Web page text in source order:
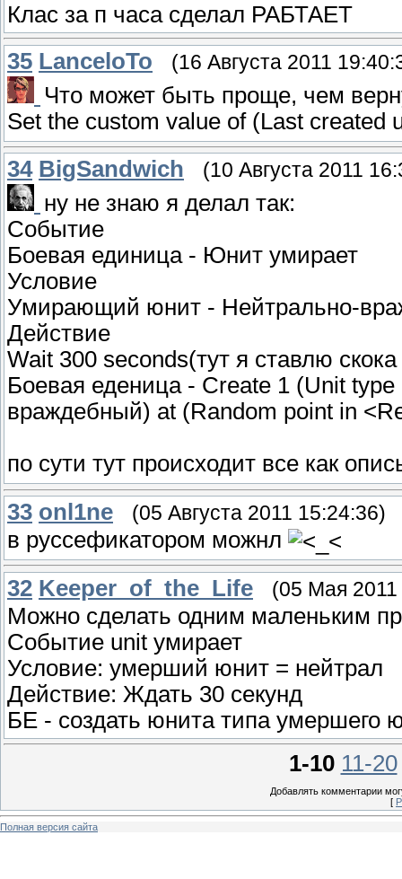
Клас за п часа сделал РАБТАЕТ
35 LanceloTo (16 Августа 2011
Что может быть проще, чем
Set the custom value of (Last
34 BigSandwich (10 Августа 2011
ну не знаю я делал так:
Событие
Боевая единица - Юнит умирает
Условие
Умирающий юнит - Нейтрально-
Действие
Wait 300 seconds(тут я ставлю
Боевая еденица - Create 1 (Unit
враждебный) at (Random point in
по сути тут происходит все как
33 onl1ne (05 Августа 2011 15:24:36)
в руссефикатором можнл
32 Keeper_of_the_Life (05 Мая
Можно сделать одним маленьким
Событие unit умирает
Условие: умерший юнит = нейтрал
Действие: Ждать 30 секунд
БЕ - создать юнита типа умершего
1-10 11-20
Добавлять комментарии
[
Полная версия сайта